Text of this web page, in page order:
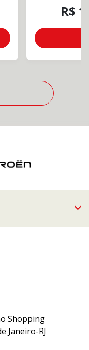
R$
Shopping
Janeiro-RJ